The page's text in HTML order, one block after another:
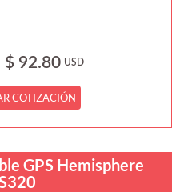
$ 92.80 USD
COTIZACIÓN
GPS Hemisphere